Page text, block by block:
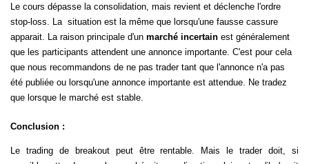
Le cours dépasse la consolidation, mais revient et déclenche l'ordre
stop-loss. La situation est la même que lorsqu'une fausse cassure
apparait. La raison principale d'un marché incertain est généralement
que les participants attendent une annonce importante. C'est pour cela
que nous recommandons de ne pas trader tant que l'annonce n'a pas
été publiée ou lorsqu'une annonce importante est attendue. Ne tradez
que lorsque le marché est stable.
Conclusion :
Le trading de breakout peut être rentable. Mais le trader doit, si